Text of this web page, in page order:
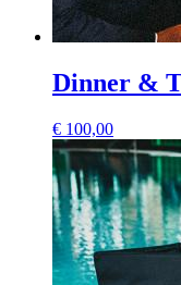
Dinner &
€ 100,00